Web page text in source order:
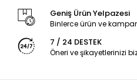
Geniş Ürün Yelpazesi
Binlerce ürün ve
7 / 24 DESTEK
Öneri ve şikayetlerinizi